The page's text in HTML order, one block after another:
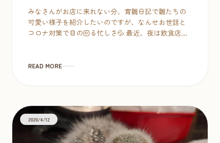
みなさんがお店に来れない分、育雛日記で雛たちの
可愛い様子を紹介したいのですが、なんせお世話と
コロナ対策で目の回る忙しさ💦 最近、夜は飲食店や
READ MORE
2020/4/12